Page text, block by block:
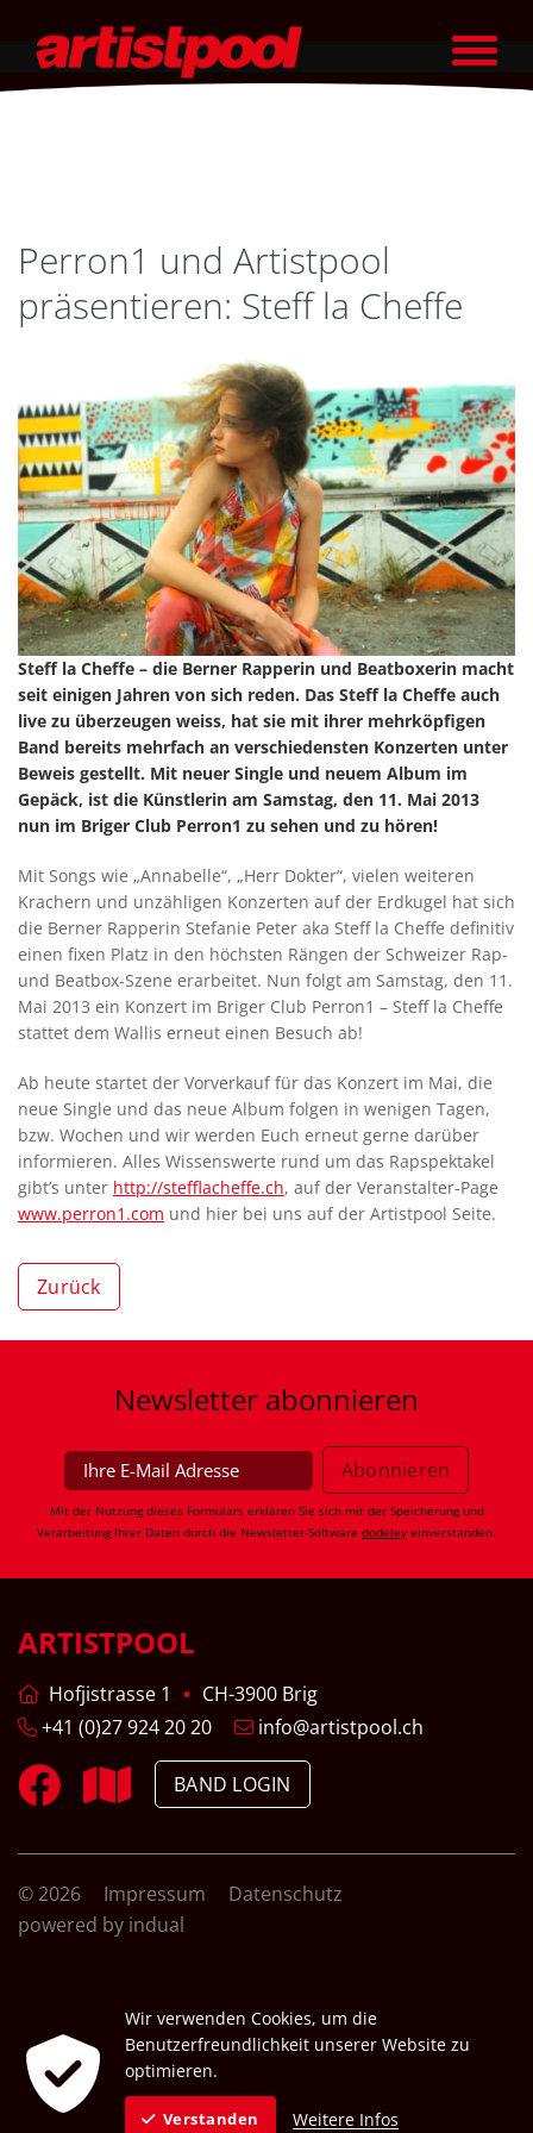
Perron1 und Artistpool
präsentieren: Steff la Cheffe
Steff la Cheffe – die Berner Rapperin und Beatboxerin macht
seit einigen Jahren von sich reden. Das Steff la Cheffe auch
live zu überzeugen weiss, hat sie mit ihrer mehrköpfigen
Band bereits mehrfach an verschiedensten Konzerten unter
Beweis gestellt. Mit neuer Single und neuem Album im
Gepäck, ist die Künstlerin am Samstag, den 11. Mai 2013
nun im Briger Club Perron1 zu sehen und zu hören!
Mit Songs wie „Annabelle“, „Herr Dokter“, vielen weiteren
Krachern und unzähligen Konzerten auf der Erdkugel hat sich
die Berner Rapperin Stefanie Peter aka Steff la Cheffe definitiv
einen fixen Platz in den höchsten Rängen der Schweizer Rap-
und Beatbox-Szene erarbeitet. Nun folgt am Samstag, den 11.
Mai 2013 ein Konzert im Briger Club Perron1 – Steff la Cheffe
stattet dem Wallis erneut einen Besuch ab!
Ab heute startet der Vorverkauf für das Konzert im Mai, die
neue Single und das neue Album folgen in wenigen Tagen,
bzw. Wochen und wir werden Euch erneut gerne darüber
informieren. Alles Wissenswerte rund um das Rapspektakel
gibt’s unter http://stefflacheffe.ch, auf der Veranstalter-Page
www.perron1.com und hier bei uns auf der Artistpool Seite.
Zurück
Newsletter abonnieren
Mit der Nutzung dieses Formulars erklären Sie sich mit der Speicherung und
Verarbeitung Ihrer Daten durch die Newsletter-Software dodeley einverstanden.
ARTISTPOOL
Hofjistrasse 1
CH-3900 Brig
+41 (0)27 924 20 20
info@artistpool.ch
BAND LOGIN
© 2026 Impressum
Datenschutz
powered by indual
Wir verwenden Cookies, um die
Benutzerfreundlichkeit unserer Website zu
optimieren.
Verstanden Weitere Infos